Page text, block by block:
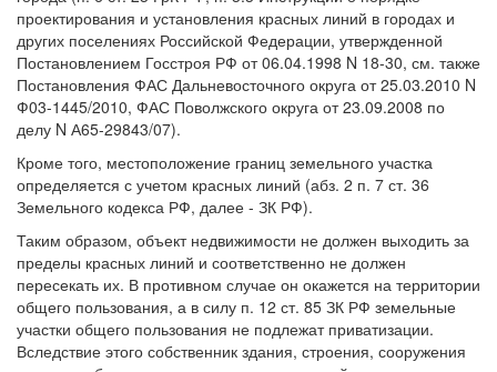
проектирования и установления красных линий в городах и
других поселениях Российской Федерации, утвержденной
Постановлением Госстроя РФ от 06.04.1998 N 18-30, см. также
Постановления ФАС Дальневосточного округа от 25.03.2010 N
Ф03-1445/2010, ФАС Поволжского округа от 23.09.2008 по
делу N А65-29843/07).
Кроме того, местоположение границ земельного участка
определяется с учетом красных линий (абз. 2 п. 7 ст. 36
Земельного кодекса РФ, далее - ЗК РФ).
Таким образом, объект недвижимости не должен выходить за
пределы красных линий и соответственно не должен
пересекать их. В противном случае он окажется на территории
общего пользования, а в силу п. 12 ст. 85 ЗК РФ земельные
участки общего пользования не подлежат приватизации.
Вследствие этого собственник здания, строения, сооружения